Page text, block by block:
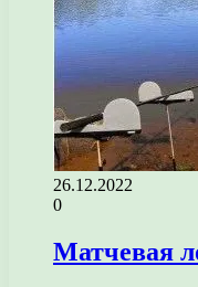
26.12.2022
0
Матчевая